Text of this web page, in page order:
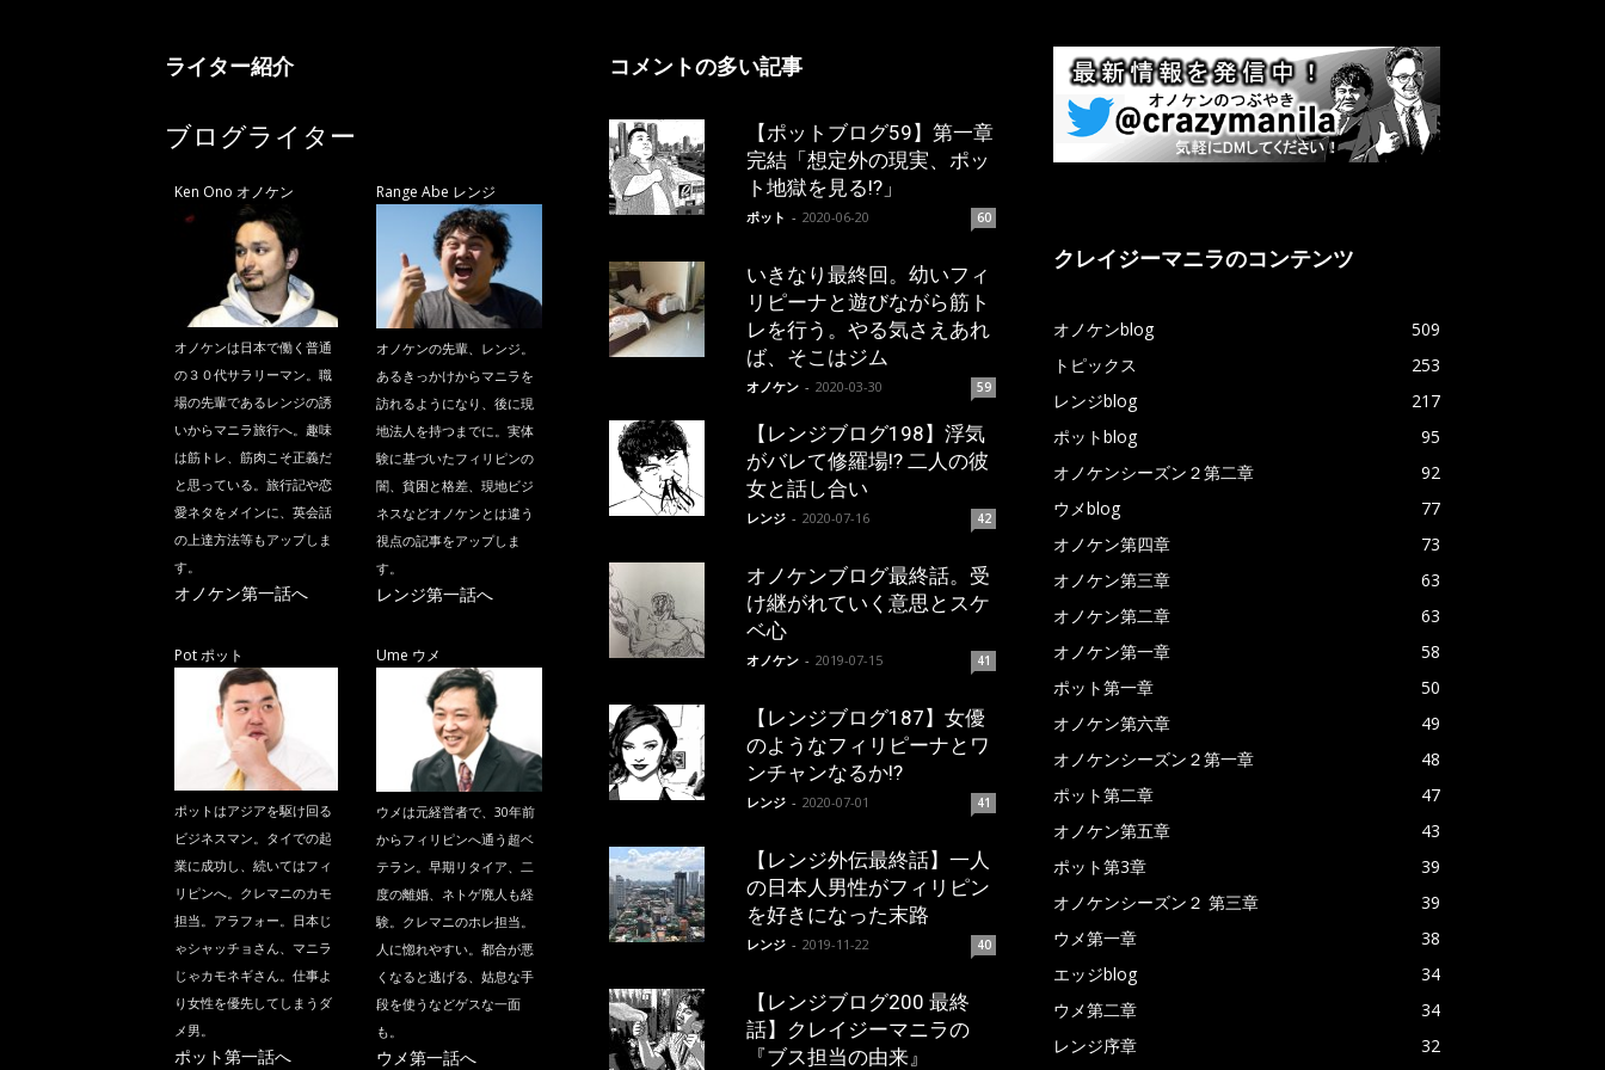
ライター紹介
ブログライター
Ken Ono オノケン
オノケンは日本で働く普通
の３０代サラリーマン。職
場の先輩であるレンジの誘
いからマニラ旅行へ。趣味
は筋トレ、筋肉こそ正義だ
と思っている。旅行記や恋
愛ネタをメインに、英会話
の上達方法等もアップしま
す。
オノケン第一話へ
Range Abe レンジ
オノケンの先輩、レンジ。
あるきっかけからマニラを
訪れるようになり、後に現
地法人を持つまでに。実体
験に基づいたフィリピンの
闇、貧困と格差、現地ビジ
ネスなどオノケンとは違う
視点の記事をアップしま
す。
レンジ第一話へ
Pot ポット
ポットはアジアを駆け回る
ビジネスマン。タイでの起
業に成功し、続いてはフィ
リピンへ。クレマニのカモ
担当。アラフォー。日本じ
ゃシャッチョさん、マニラ
じゃカモネギさん。仕事よ
り女性を優先してしまうダ
メ男。
ポット第一話へ
Ume ウメ
ウメは元経営者で、30年前
からフィリピンへ通う超ベ
テラン。早期リタイア、二
度の離婚、ネトゲ廃人も経
験。クレマニのホレ担当。
人に惚れやすい。都合が悪
くなると逃げる、姑息な手
段を使うなどゲスな一面
も。
ウメ第一話へ
コメントの多い記事
【ポットブログ59】第一章
完結「想定外の現実、ポッ
ト地獄を見る!?」
ポット - 2020-06-20 60
いきなり最終回。幼いフィ
リピーナと遊びながら筋ト
レを行う。やる気さえあれ
ば、そこはジム
オノケン - 2020-03-30 59
【レンジブログ198】浮気
がバレて修羅場!? 二人の彼
女と話し合い
レンジ - 2020-07-16 42
オノケンブログ最終話。受
け継がれていく意思とスケ
ベ心
オノケン - 2019-07-15 41
【レンジブログ187】女優
のようなフィリピーナとワ
ンチャンなるか!?
レンジ - 2020-07-01 41
【レンジ外伝最終話】一人
の日本人男性がフィリピン
を好きになった末路
レンジ - 2019-11-22 40
【レンジブログ200 最終
話】クレイジーマニラの
『ブス担当の由来』
クレイジーマニラのコンテンツ
オノケンblog
509
トピックス
253
レンジblog
217
ポットblog
95
オノケンシーズン２第二章
92
ウメblog
77
オノケン第四章
73
オノケン第三章
63
オノケン第二章
63
オノケン第一章
58
ポット第一章
50
オノケン第六章
49
オノケンシーズン２第一章
48
ポット第二章
47
オノケン第五章
43
ポット第3章
39
オノケンシーズン２ 第三章
39
ウメ第一章
38
エッジblog
34
ウメ第二章
34
レンジ序章
32